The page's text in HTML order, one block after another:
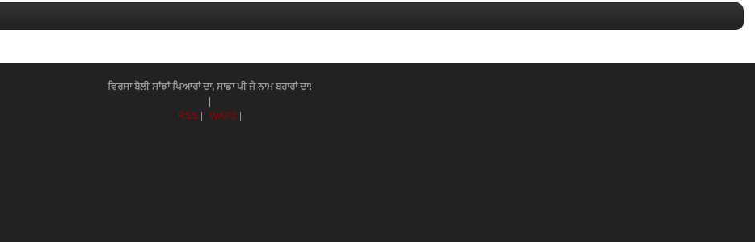
ਵਿਰਸਾ ਬੋਲੀ ਸਾਂਝਾਂ ਪਿਆਰਾਂ ਦਾ, ਸਾਡਾ ਪੀ ਜੇ ਨਾਮ ਬਹਾਰਾਂ ਦਾ!
RSS
WAP2